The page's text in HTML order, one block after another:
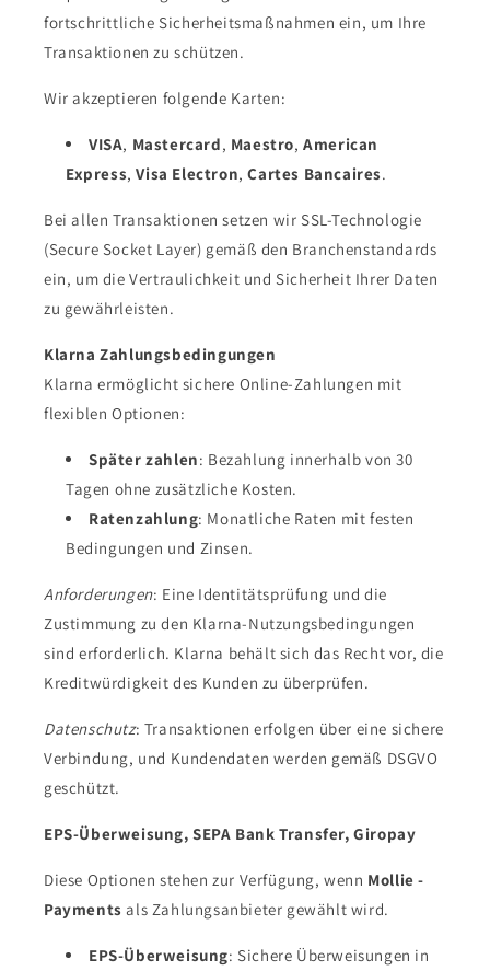
fortschrittliche Sicherheitsmaßnahmen ein, um Ihre
Transaktionen zu schützen.
Wir akzeptieren folgende Karten:
VISA, Mastercard, Maestro,American
Express,Visa Electron,Cartes Bancaires.
Bei allen Transaktionen setzen wir SSL-Technologie
(Secure Socket Layer) gemäß den Branchenstandards
ein, um die Vertraulichkeit und Sicherheit Ihrer Daten
zu gewährleisten.
Klarna Zahlungsbedingungen
Klarna ermöglicht sichere Online-Zahlungen mit
flexiblen Optionen:
Später zahlen: Bezahlung innerhalb von 30
Tagen ohne zusätzliche Kosten.
Ratenzahlung: Monatliche Raten mit festen
Bedingungen und Zinsen.
Anforderungen: Eine Identitätsprüfung und die
Zustimmung zu den Klarna-Nutzungsbedingungen
sind erforderlich. Klarna behält sich das Recht vor, die
Kreditwürdigkeit des Kunden zu überprüfen.
Datenschutz: Transaktionen erfolgen über eine sichere
Verbindung, und Kundendaten werden gemäß DSGVO
geschützt.
EPS-Überweisung, SEPA Bank Transfer, Giropay
Diese Optionen stehen zur Verfügung, wenn Mollie -
Payments als Zahlungsanbieter gewählt wird.
EPS-Überweisung: Sichere Überweisungen in